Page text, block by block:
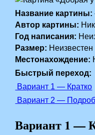
Название картины:
Автор картины:
Год написания:
Размер: Неизвестен
Местонахождение:
Быстрый переход:
Вариант 1 — Кратко
Вариант 2 —
Вариант 1 —